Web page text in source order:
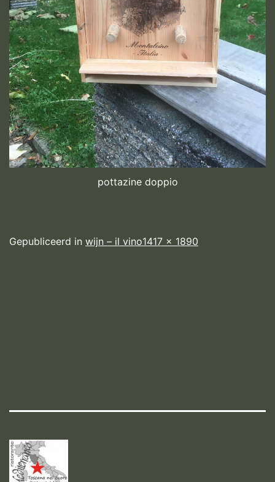
pottazine doppio
Gepubliceerd in wijn – il vinoVolledige
1417 × 1890